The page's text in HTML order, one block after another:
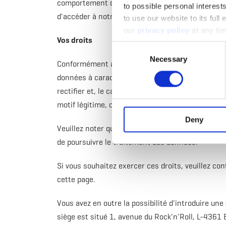
to possible personal
to use our website to its full
our privacy policy at any
Necessary
Deny
comportement des visiteurs de notre site qui
d'accéder à notre site.
Vos droits
Conformément au règlement (UE) 2016/679 du
données à caractère personnel et la libre
rectifier et, le cas échéant, de les supprimer.
motif légitime, celui de vous opposer au
Veuillez noter que certains des droits
de poursuivre le traitement des données.
Si vous souhaitez exercer ces droits, veuillez
cette page.
Vous avez en outre la possibilité d'introduire
siège est situé 1, avenue du Rock'n'Roll, L-4361